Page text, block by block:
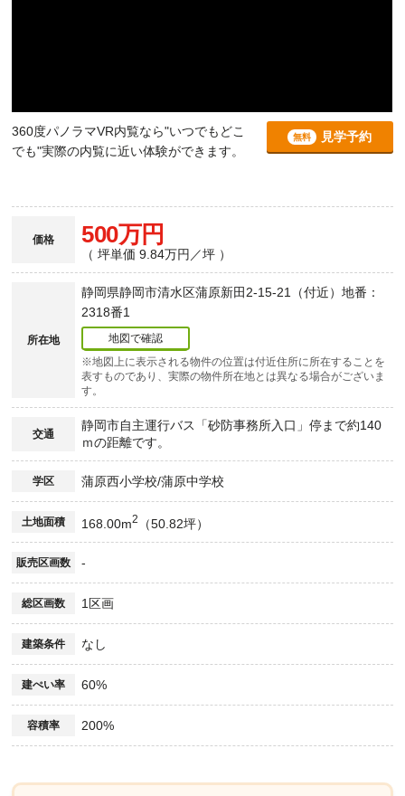
360度パノラマVR内覧なら"いつでもどこ
でも"実際の内覧に近い体験ができます。
無料 見学予約
価格 500万円
（ 坪単価 9.84万円／坪 ）
所在地
静岡県静岡市清水区蒲原新田2-15-21（付近）地番：
2318番1
地図で確認
※地図上に表示される物件の位置は付近住所に所在することを
表すものであり、実際の物件所在地とは異なる場合がございま
す。
交通
静岡市自主運行バス「砂防事務所入口」停まで約140
ｍの距離です。
学区 蒲原西小学校/蒲原中学校
土地面積 168.00m2 （50.82坪）
販売区画数 -
総区画数 1区画
建築条件 なし
建ぺい率 60%
容積率 200%